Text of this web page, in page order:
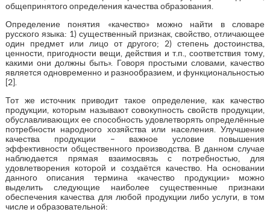
общепринятого определения качества образования.
Определение понятия «качество» можно найти в словаре
русского языка: 1) существенный признак, свойство, отличающее
один предмет или лицо от другого; 2) степень достоинства,
ценности, пригодности вещи, действия и т.п., соответствия тому,
какими они должны быть». Говоря простыми словами, качество
является одновременно и разнообразием, и функциональностью
[2].
Тот же источник приводит такое определение, как качество
продукции, которым называют совокупность свойств продукции,
обуславливающих ее способность удовлетворять определённые
потребности народного хозяйства или населения. Улучшение
качества продукции – важное условие повышения
эффективности общественного производства. В данном случае
наблюдается прямая взаимосвязь с потребностью, для
удовлетворения которой и создаётся качество. На основании
данного описания термина «качество продукции» можно
выделить следующие наиболее существенные признаки
обеспечения качества для любой продукции либо услуги, в том
числе и образовательной: